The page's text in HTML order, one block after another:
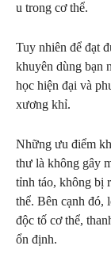
u trong cơ thể.
Tuy nhiên để đạt
khuyên dùng bạn
học hiện đại và
xương khỉ.
Những ưu điểm
thư là không gây
tỉnh táo, không bị
thể. Bên cạnh đó,
độc tố cơ thể,
ổn định.